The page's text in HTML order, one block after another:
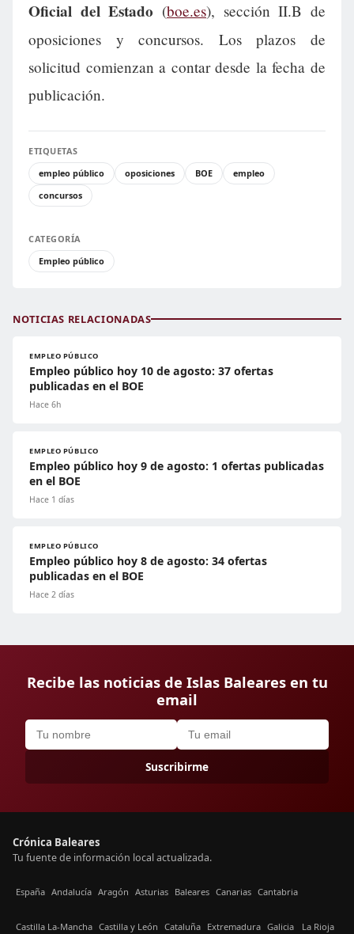
Oficial del Estado (boe.es), sección II.B de
oposiciones y concursos. Los plazos de
solicitud comienzan a contar desde la fecha de
publicación.
ETIQUETAS
empleo público
oposiciones BOE
empleo
concursos
CATEGORÍA
Empleo público
NOTICIAS RELACIONADAS
EMPLEO PÚBLICO
Empleo público hoy 10 de agosto: 37 ofertas
publicadas en el BOE
Hace 6h
EMPLEO PÚBLICO
Empleo público hoy 9 de agosto: 1 ofertas publicadas
en el BOE
Hace 1 días
EMPLEO PÚBLICO
Empleo público hoy 8 de agosto: 34 ofertas
publicadas en el BOE
Hace 2 días
Recibe las noticias de Islas Baleares en tu
email
Suscribirme
Crónica Baleares
Tu fuente de información local actualizada.
España Andalucía Aragón Asturias Baleares Canarias Cantabria
Castilla La-Mancha Castilla y León Cataluña Extremadura Galicia La Rioja